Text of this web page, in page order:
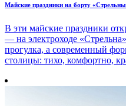
Майские праздники на борту
В эти майские праздники
— на электроходе
прогулка, а современный
столицы: тихо, комфортно,